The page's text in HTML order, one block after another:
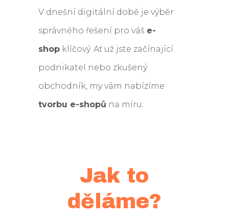
V dnešní digitální době je výběr
správného řešení pro váš e-
shopklíčový. Ať už jste začínající
podnikatel nebo zkušený
obchodník, my vám nabízíme
tvorbu e-shopů na míru.
Jak to
děláme?